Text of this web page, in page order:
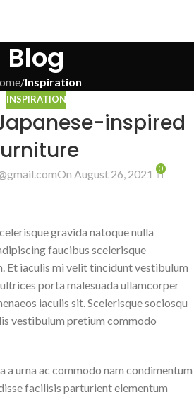
Blog
/Inspiration
INSPIRATION
inspired
On August 26, 2021 0
gravida natoque nulla
faucibus scelerisque
Et iaculis mi velit tincidunt vestibulum
porta malesuada ullamcorper
iaculis sit. Scelerisque sociosqu
vestibulum pretium commodo
a urna ac commodo nam condimentum
facilisis parturient elementum